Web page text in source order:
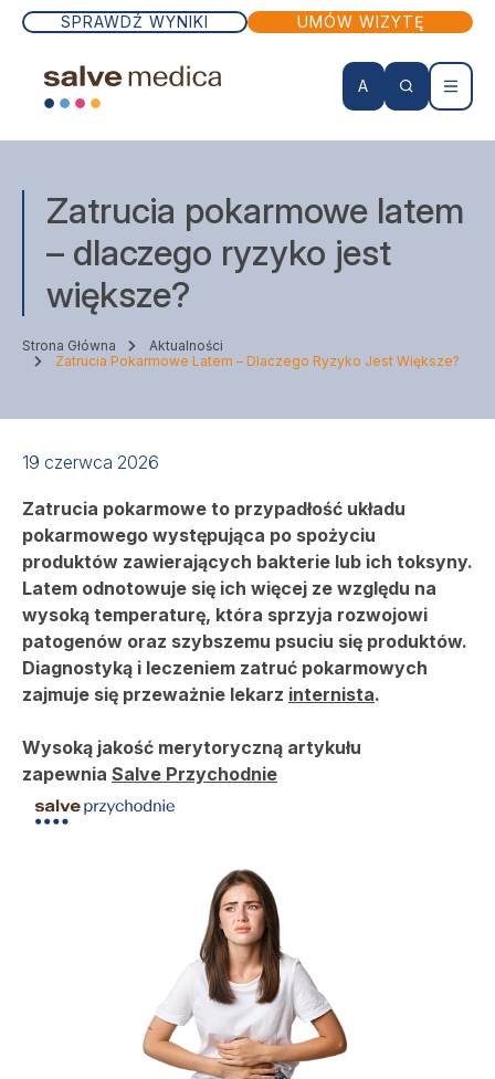
SPRAWDŹ WYNIKI UMÓW WIZYTĘ
A
Wizyty lekarskie
Badania
Zabiegi
Lekarze
Szpital
Porody
Dla firm
SALVE MEDICA ŁÓDŹ
SALVE MEDICA WARSZAWA
PROJEKTY UNIJNE
Zatrucia pokarmowe latem
– dlaczego ryzyko jest
większe?
Strona Główna
Aktualności
Zatrucia Pokarmowe Latem – Dlaczego Ryzyko Jest Większe?
19 czerwca 2026
Zatrucia pokarmowe to przypadłość układu
pokarmowego występująca po spożyciu
produktów zawierających bakterie lub ich toksyny.
Latem odnotowuje się ich więcej ze względu na
wysoką temperaturę, która sprzyja rozwojowi
patogenów oraz szybszemu psuciu się produktów.
Diagnostyką i leczeniem zatruć pokarmowych
zajmuje się przeważnie lekarz internista.
Wysoką jakość merytoryczną artykułu
zapewnia Salve Przychodnie